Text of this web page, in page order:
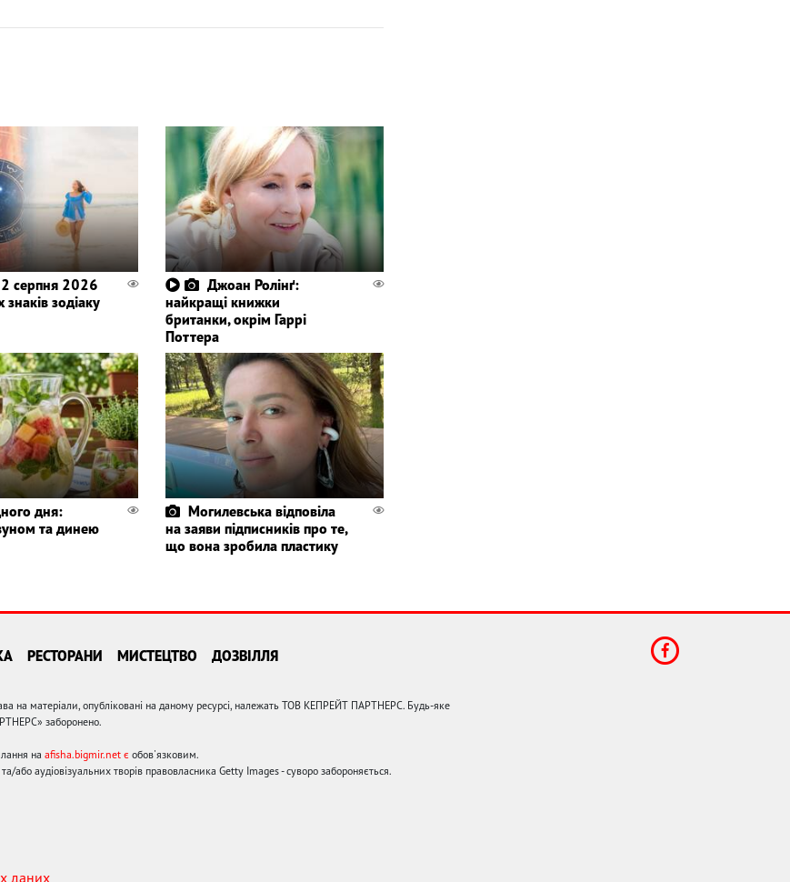
серпня 2026
знаків зодіаку
Джоан Ролінґ:
найкращі книжки
британки, окрім Гаррі
Поттера
дня:
та динею
Могилевська відповіла
на заяви підписників про те,
що вона зробила пластику
РЕСТОРАНИ МИСТЕЦТВО ДОЗВІЛЛЯ
матеріали, опубліковані на даному ресурсі, належать ТОВ КЕПРЕЙТ ПАРТНЕРС. Будь-яке
заборонено.
на afisha.bigmir.net є обов'язковим.
або аудіовізуальних творів правовласника Getty Images - суворо забороняється.
даних